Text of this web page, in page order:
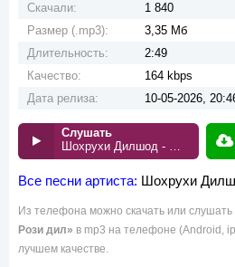
Скачали:
1 840
Размер (.mp3):
3,35 Мб
Длительность:
2:49
Качество:
164 kbps
Дата релиза:
10-05-2026,
Слушать
Шохрухи Дилшод - Рози дил
Все песни артиста: Шохрухи
Из телефона можно скачать или
Рози дил» в mp3 на телефоне (Android,
лучшем качестве.